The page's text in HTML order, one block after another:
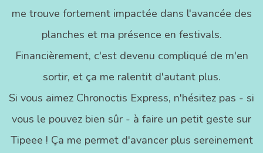
me trouve fortement impactée dans l'avancée des
planches et ma présence en festivals.
Financièrement, c'est devenu compliqué de m'en
sortir, et ça me ralentit d'autant plus.
Si vous aimez Chronoctis Express, n'hésitez pas - si
vous le pouvez bien sûr - à faire un petit geste sur
Tipeee ! Ça me permet d'avancer plus sereinement